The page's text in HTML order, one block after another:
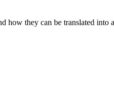
how they can be translated into